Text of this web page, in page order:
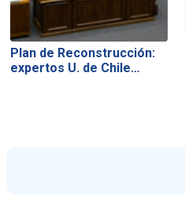
Plan de Reconstrucción:
expertos U. de Chile…